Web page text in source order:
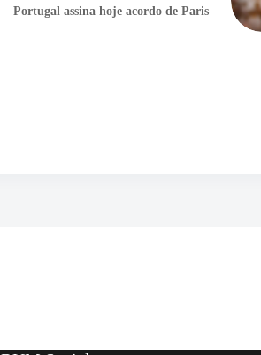
Portugal assina hoje acordo de Paris